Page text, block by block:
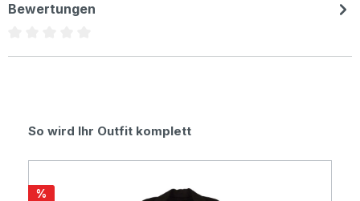
Bewertungen
Produktgalerie überspringen
So wird Ihr Outfit komplett
Rabatt
%